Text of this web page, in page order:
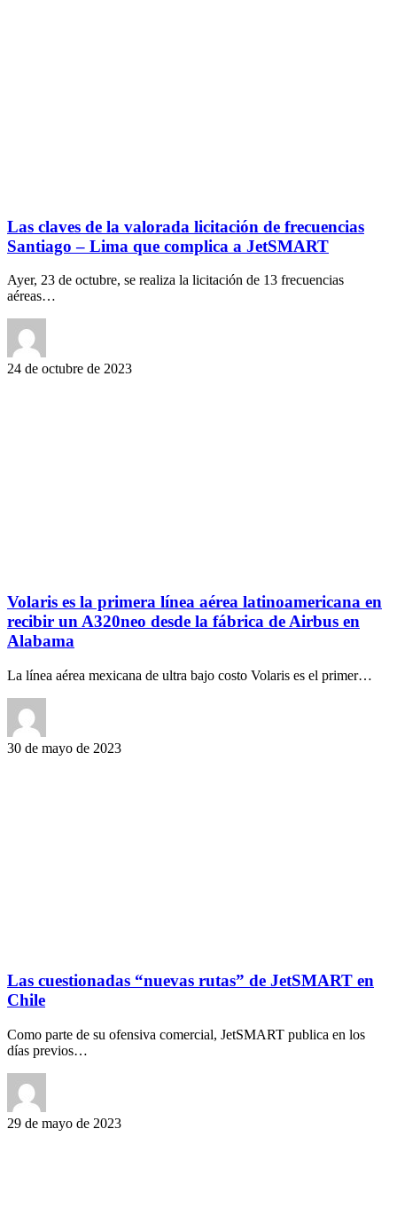
Las claves de la valorada licitación de frecuencias
Santiago – Lima que complica a JetSMART
Ayer, 23 de octubre, se realiza la licitación de 13 frecuencias
aéreas…
24 de octubre de 2023
Volaris es la primera línea aérea latinoamericana en
recibir un A320neo desde la fábrica de Airbus en
Alabama
La línea aérea mexicana de ultra bajo costo Volaris es el primer…
30 de mayo de 2023
Las cuestionadas “nuevas rutas” de JetSMART en
Chile
Como parte de su ofensiva comercial, JetSMART publica en los
días previos…
29 de mayo de 2023